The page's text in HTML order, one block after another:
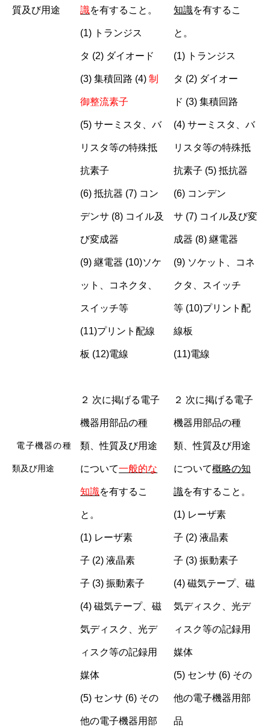
質及び用途
電子機器の種
類及び用途
識を有すること。
(1) トランジス
タ (2) ダイオード
(3) 集積回路 (4)制
御整流素子
(5) サーミスタ、バ
リスタ等の特殊抵
抗素子
(6) 抵抗器 (7) コン
デンサ (8) コイル及
び変成器
(9) 継電器 (10)ソケ
ット、コネクタ、
スイッチ等
(11)プリント配線
板 (12)電線
２ 次に掲げる電子
機器用部品の種
類、性質及び用途
について一般的な
知識を有するこ
と。
(1) レーザ素
子 (2) 液晶素
子 (3) 振動素子
(4) 磁気テープ、磁
気ディスク、光デ
ィスク等の記録用
媒体
(5) センサ (6) その
他の電子機器用部
知識を有するこ
と。
(1) トランジス
タ (2) ダイオー
ド (3) 集積回路
(4) サーミスタ、バ
リスタ等の特殊抵
抗素子 (5) 抵抗器
(6) コンデン
サ (7) コイル及び変
成器 (8) 継電器
(9) ソケット、コネ
クタ、スイッチ
等 (10)プリント配
線板
(11)電線
２ 次に掲げる電子
機器用部品の種
類、性質及び用途
について概略の知
識を有すること。
(1) レーザ素
子 (2) 液晶素
子 (3) 振動素子
(4) 磁気テープ、磁
気ディスク、光デ
ィスク等の記録用
媒体
(5) センサ (6) その
他の電子機器用部
品